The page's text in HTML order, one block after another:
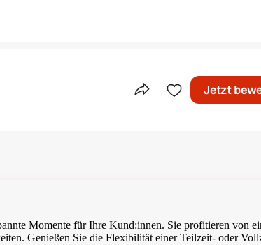
Teile dieses Inserat
Jetzt
Momente für Ihre Kund:innen. Sie profitieren von
Genießen Sie die Flexibilität einer Teilzeit- oder